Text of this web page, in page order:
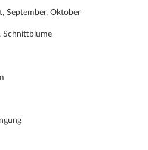
September, Oktober
Schnittblume